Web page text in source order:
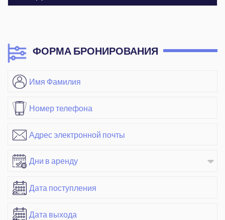
ФОРМА БРОНИРОВАНИЯ